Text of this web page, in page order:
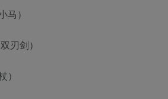
马）
刃剑）
）